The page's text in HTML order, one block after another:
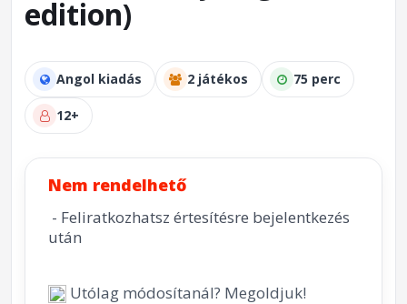
edition)
Angol kiadás 2 játékos 75 perc
12+
Nem rendelhető
- Feliratkozhatsz értesítésre bejelentkezés
után
Utólag módosítanál? Megoldjuk!